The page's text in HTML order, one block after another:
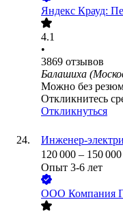
Яндекс Крауд:
4.1
•
3869 отзывов
Балашиха
Можно без
Откликнитесь
Откликнуться
Инженер-
120 000 – 150 000
Опыт 3-6 лет
ООО Компания